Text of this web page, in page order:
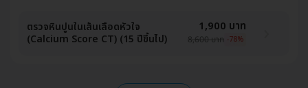
ตรวจหินปูนในเส้นเลือดหัวใจ
(Calcium Score CT) (15 ปีขึ้นไป)
1,900 บาท
8,600 บาท -78%